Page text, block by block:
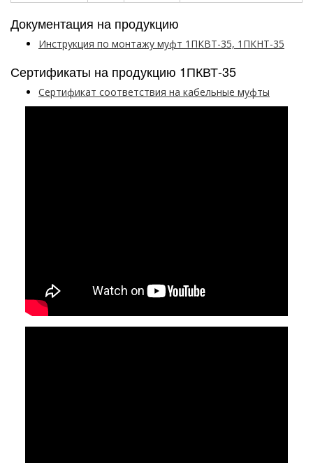
Документация на продукцию
Инструкция по монтажу муфт 1ПКВТ-35, 1ПКНТ-35
Сертификаты на продукцию 1ПКВТ-35
Сертификат соответствия на кабельные муфты